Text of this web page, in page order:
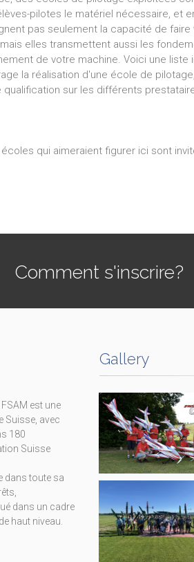
pilotes le matériel nécessaire, et
pas seulement la capacité de faire
elles transmettent aussi les
de votre machine. Voici une liste
la réalisation d'une école de
sur les différents
qui aimeraient figurer ici sont
Comment s'inscrire?
est une
Suisse, avec
180
Suisse
dans toute sa
dans un cadre
haut niveau.
Gallery